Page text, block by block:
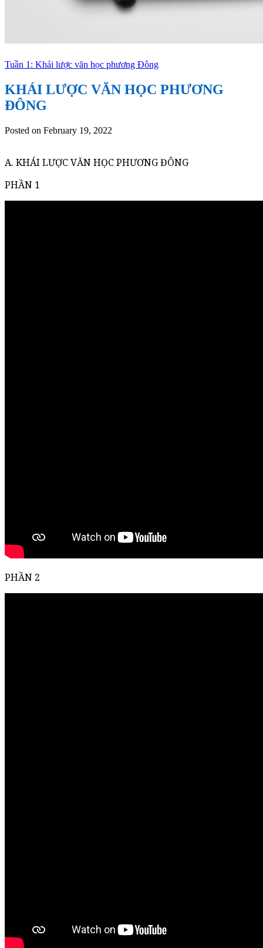
Tuần 1: Khái lược văn học phương Đông
KHÁI LƯỢC VĂN HỌC PHƯƠNG
ĐÔNG
Posted on February 19, 2022
A. KHÁI LƯỢC VĂN HỌC PHƯƠNG ĐÔNG
PHẦN 1
PHẦN 2